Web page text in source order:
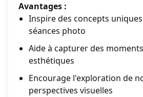
Avantages :
Inspire des concepts
séances photo
Aide à capturer des
esthétiques
Encourage l'exploration de
perspectives visuelles